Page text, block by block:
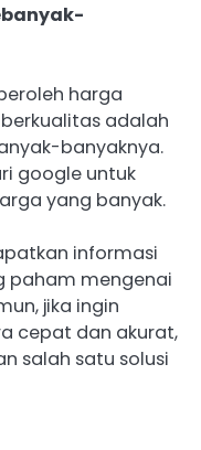
harga
adalah
banyaknya.
google untuk
yang banyak.
informasi
paham mengenai
jika ingin
cepat dan akurat,
salah satu solusi